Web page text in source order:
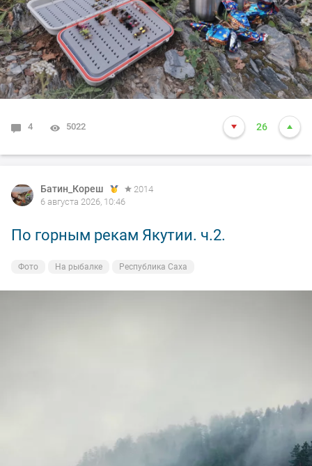
4 5022 26
Батин_Кореш
2014
6 августа 2026, 10:46
По горным рекам Якутии. ч.2.
Фото На рыбалке Республика Саха